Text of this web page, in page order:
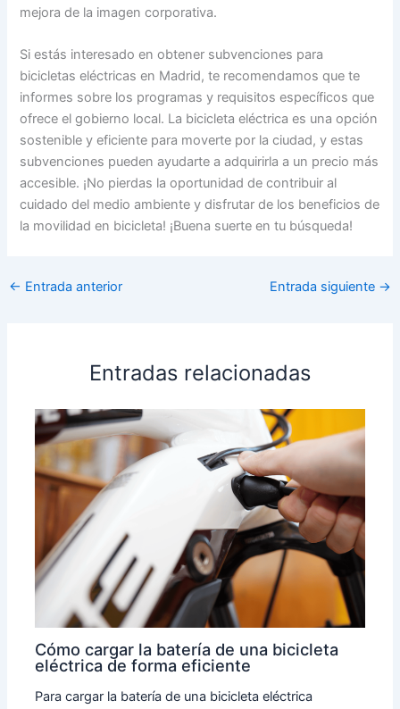
mejora de la imagen corporativa.
Si estás interesado en obtener subvenciones para
bicicletas eléctricas en Madrid, te recomendamos que te
informes sobre los programas y requisitos específicos que
ofrece el gobierno local. La bicicleta eléctrica es una opción
sostenible y eficiente para moverte por la ciudad, y estas
subvenciones pueden ayudarte a adquirirla a un precio más
accesible. ¡No pierdas la oportunidad de contribuir al
cuidado del medio ambiente y disfrutar de los beneficios de
la movilidad en bicicleta! ¡Buena suerte en tu búsqueda!
← Entrada anterior Entrada siguiente →
Entradas relacionadas
Cómo cargar la batería de una bicicleta
eléctrica de forma eficiente
Para cargar la batería de una bicicleta eléctrica